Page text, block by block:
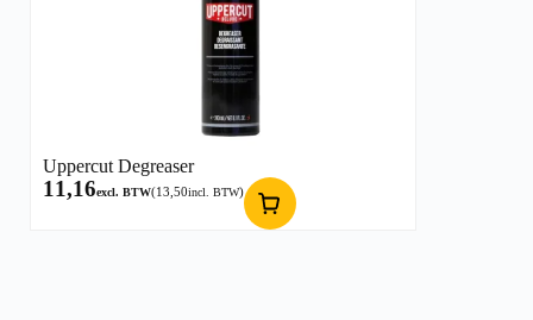
Uppercut Degreaser
11,16excl. BTW(13,50incl. BTW)